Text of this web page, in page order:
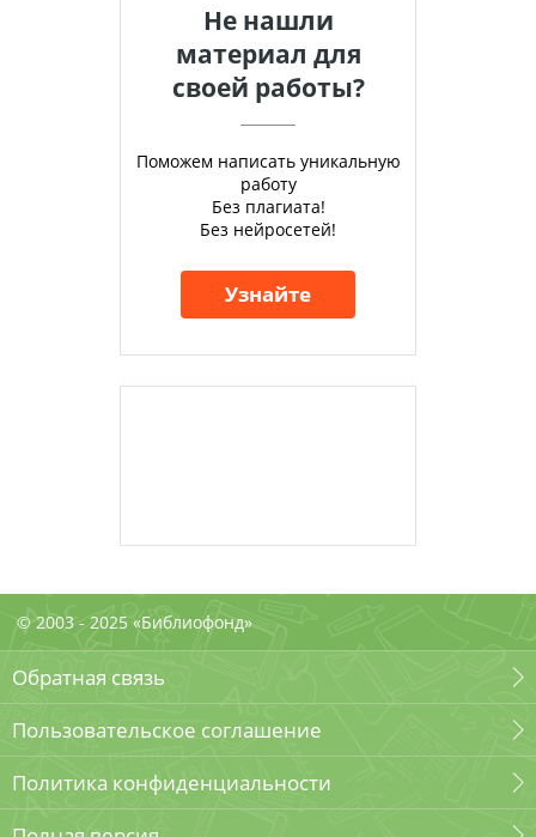
Не нашли
материал для
своей работы?
Поможем написать уникальную
работу
Без плагиата!
Без нейросетей!
Узнайте
© 2003 - 2025 «Библиофонд»
Обратная связь
Пользовательское соглашение
Политика конфиденциальности